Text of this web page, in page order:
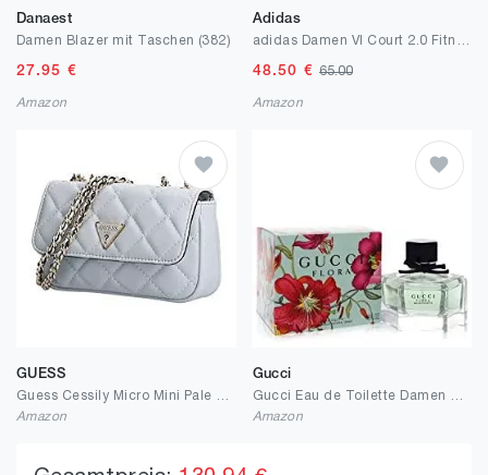
Danaest
Damen Blazer mit Taschen (382)
27.95 €
Amazon
Adidas
48.50 € 65.00
Amazon
GUESS
Amazon
Gucci
Amazon